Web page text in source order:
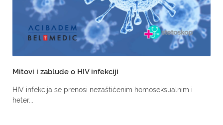
Mitovi i zablude o HIV infekciji
HIV infekcija se prenosi nezaštićenim homoseksualnim i
heter...